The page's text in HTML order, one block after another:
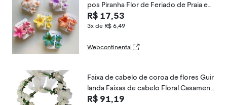
pos Piranha Flor de Feriado de Praia em
Plástico Tamanhos Grande e Pequeno
Cor
R$ 17,53
3x de R$ 6,49
Webcontinental
Faixa de cabelo de coroa de flores Guir
landa Faixas de cabelo Floral Casament
o Noiva Argola de cabelo Feminino Fita
R$ 91,19